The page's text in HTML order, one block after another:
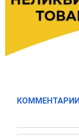
КОММЕНТАРИИ